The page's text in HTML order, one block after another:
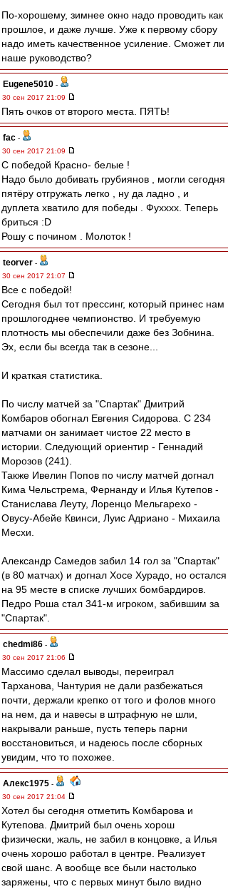
По-хорошему, зимнее окно надо проводить как
прошлое, и даже лучше. Уже к первому сбору
надо иметь качественное усиление. Сможет ли
наше руководство?
Eugene5010 -
30 сен 2017 21:09
Пять очков от второго места. ПЯТЬ!
fac -
30 сен 2017 21:09
С победой Красно- белые !
Надо было добивать грубиянов , могли сегодня
пятёру отгружать легко , ну да ладно , и
дуплета хватило для победы . Фухххх. Теперь
бриться :D
Рошу с почином . Молоток !
teorver -
30 сен 2017 21:07
Все с победой!
Сегодня был тот прессинг, который принес нам
прошлогоднее чемпионство. И требуемую
плотность мы обеспечили даже без Зобнина.
Эх, если бы всегда так в сезоне...
И краткая статистика.
По числу матчей за "Спартак" Дмитрий
Комбаров обогнал Евгения Сидорова. С 234
матчами он занимает чистое 22 место в
истории. Следующий ориентир - Геннадий
Морозов (241).
Также Ивелин Попов по числу матчей догнал
Кима Чельстрема, Фернанду и Илья Кутепов -
Станислава Леуту, Лоренцо Мельгарехо -
Овусу-Абейе Квинси, Луис Адриано - Михаила
Месхи.
Александр Самедов забил 14 гол за "Спартак"
(в 80 матчах) и догнал Хосе Хурадо, но остался
на 95 месте в списке лучших бомбардиров.
Педро Роша стал 341-м игроком, забившим за
"Спартак".
chedmi86 -
30 сен 2017 21:06
Массимо сделал выводы, переиграл
Тарханова, Чантурия не дали разбежаться
почти, держали крепко от того и фолов много
на нем, да и навесы в штрафную не шли,
накрывали раньше, пусть теперь парни
восстановиться, и надеюсь после сборных
увидим, что то похожее.
Алекс1975 -
30 сен 2017 21:04
Хотел бы сегодня отметить Комбарова и
Кутепова. Дмитрий был очень хорош
физически, жаль, не забил в концовке, а Илья
очень хорошо работал в центре. Реализует
свой шанс. А вообще все были настолько
заряжены, что с первых минут было видно